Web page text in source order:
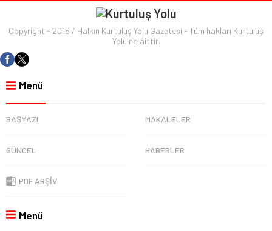
Copyright - 2015 / Halkın Kurtuluş Yolu Gazetesi - Tüm hakları Kurtuluş
Yolu'na aittir.
Menü
BAŞYAZI MAKALELER
GÜNCEL HABERLER
PDF ARŞİV
Menü